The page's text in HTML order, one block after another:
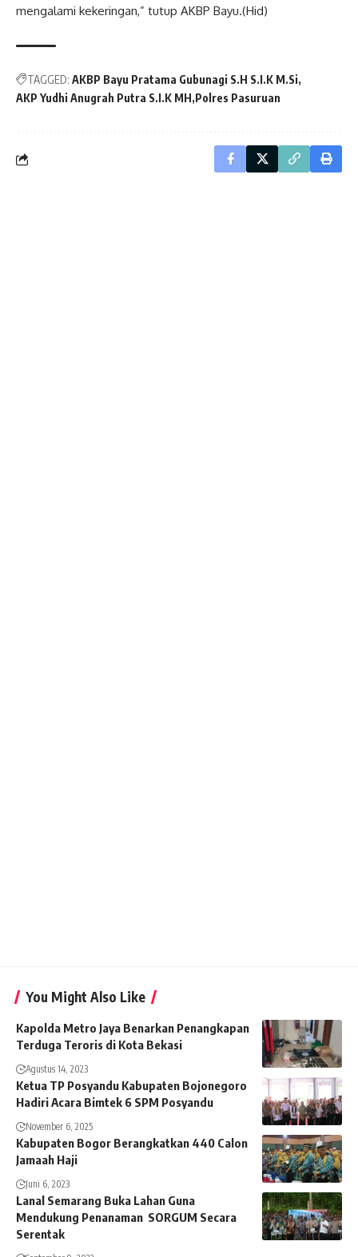
mengalami kekeringan,” tutup AKBP Bayu.(Hid)
TAGGED: AKBP Bayu Pratama Gubunagi S.H S.I.K M.Si
AKP Yudhi Anugrah Putra S.I.K MH Polres Pasuruan
You Might Also Like
Kapolda Metro Jaya Benarkan Penangkapan
Terduga Teroris di Kota Bekasi
Agustus 14, 2023
Ketua TP Posyandu Kabupaten Bojonegoro
Hadiri Acara Bimtek 6 SPM Posyandu
November 6, 2025
Kabupaten Bogor Berangkatkan 440 Calon
Jamaah Haji
Juni 6, 2023
Lanal Semarang Buka Lahan Guna
Mendukung Penanaman SORGUM Secara
Serentak